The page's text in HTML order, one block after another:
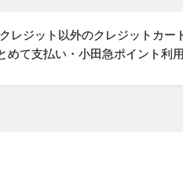
レジット以外のクレジットカー
て支払い・小田急ポイント利